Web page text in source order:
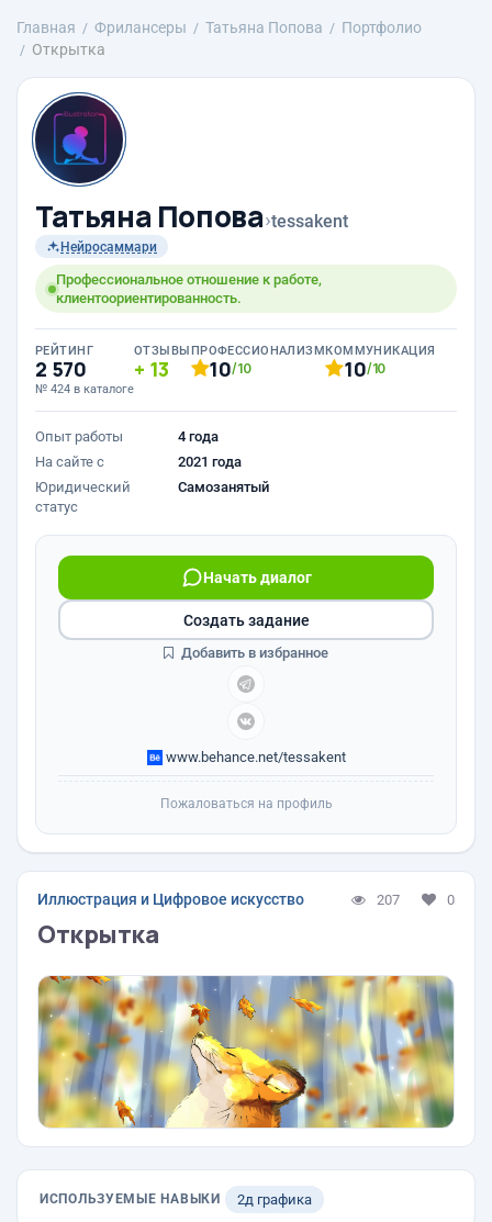
Главная Фрилансеры Татьяна Попова
Портфолио
Открытка
Татьяна Попова›tessakent
Нейросаммари
Профессиональное отношение к работе,
клиентоориентированность.
РЕЙТИНГ
2 570
№ 424 в каталоге
ОТЗЫВЫ
13
ПРОФЕССИОНАЛИЗМ
10/10
КОММУНИКАЦИЯ
10/10
Опыт работы
4 года
На сайте с
2021 года
Юридический
статус
Самозанятый
Начать диалог
www.behance.net/tessakent
Создать задание
Добавить в избранное
Пожаловаться на профиль
Иллюстрация и Цифровое искусство 207 0
Открытка
ИСПОЛЬЗУЕМЫЕ НАВЫКИ 2д графика